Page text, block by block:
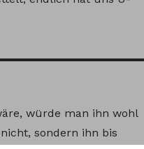
würde man ihn wohl
sondern ihn bis